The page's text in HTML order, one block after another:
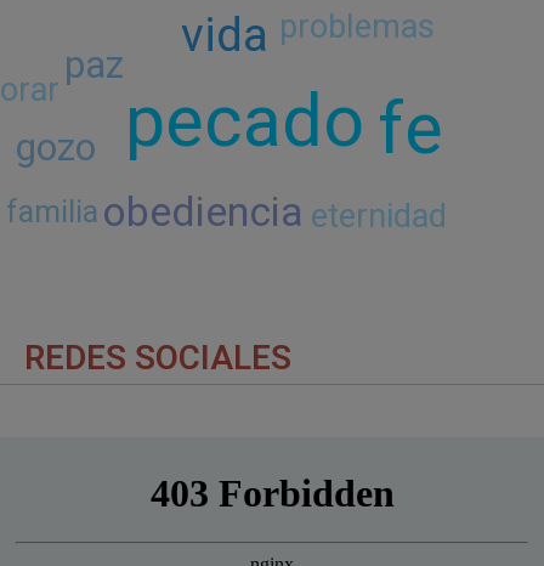
pecadofe
vida
obediencia
paz
gozo
problemas
eternidad
orar
familia
REDES SOCIALES